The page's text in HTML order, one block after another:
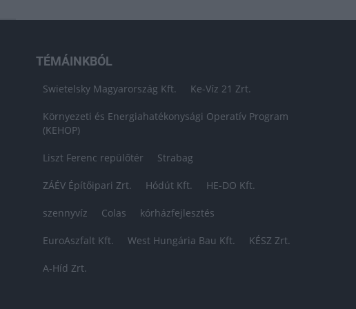
TÉMÁINKBÓL
Swietelsky Magyarország Kft. Ke-Víz 21 Zrt.
Környezeti és Energiahatékonysági Operatív Program
(KEHOP)
Liszt Ferenc repülőtér Strabag
ZÁÉV Építőipari Zrt. Hódút Kft. HE-DO Kft.
szennyvíz Colas kórházfejlesztés
EuroAszfalt Kft. West Hungária Bau Kft. KÉSZ Zrt.
A-Híd Zrt.